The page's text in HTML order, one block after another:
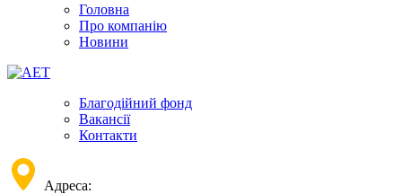
Головна
Про компанію
Новини
Благодійний фонд
Вакансії
Контакти
Адреса: